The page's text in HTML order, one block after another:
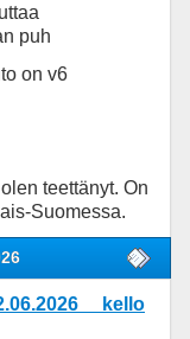
puh
on v6
teettänyt. On
Suomessa.
kello